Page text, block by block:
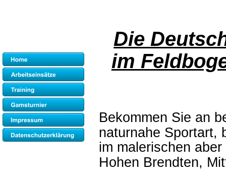
Die
im
Bekommen Sie an
naturnahe Sportart,
im malerischen
Hohen Brendten,